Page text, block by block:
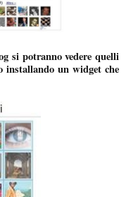
si potranno vedere quelli
installando un widget che